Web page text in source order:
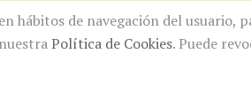
hábitos de navegación del usuario,
Política de Cookies. Puede